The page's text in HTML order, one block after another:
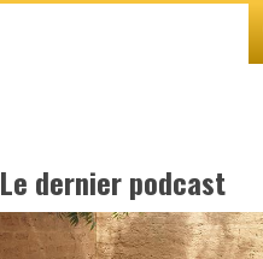
Le dernier podcast